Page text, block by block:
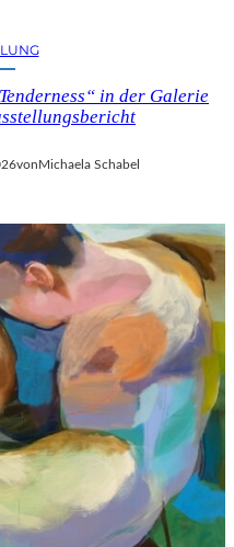
in der Galerie
von Michaela Schabel